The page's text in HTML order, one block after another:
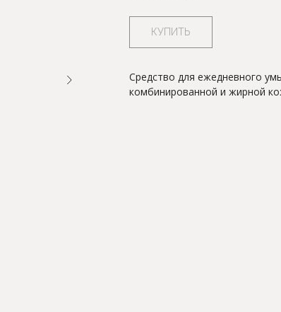
КУПИТЬ
Средство для ежедневного
комбинированной и жирной